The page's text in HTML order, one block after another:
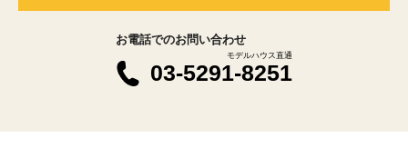
お電話でのお問い合わせ
03-5291-8251
モデルハウス直通